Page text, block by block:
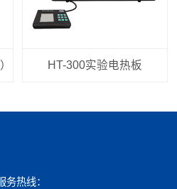
HT-300实验电热板
务热线：